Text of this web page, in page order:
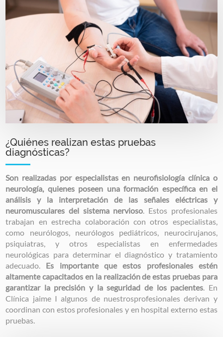
Image
¿Quiénes realizan estas pruebas
diagnósticas?
Son realizadas por especialistas en neurofisiología clínica o
neurología, quienes poseen una formación específica en el
análisis y la interpretación de las señales eléctricas y
neuromusculares del sistema nervioso . Estos profesionales
trabajan en estrecha colaboración con otros especialistas,
como neurólogos, neurólogos pediátricos, neurocirujanos,
psiquiatras, y otros especialistas en enfermedades
neurológicas para determinar el diagnóstico y tratamiento
adecuado. Es importante que estos profesionales estén
altamente capacitados en la realización de estas pruebas para
garantizar la precisión y la seguridad de los pacientes . En
Clínica jaime I algunos de nuestrosprofesionales derivan y
coordinan con estos profesionales y en hospital externo estas
pruebas.